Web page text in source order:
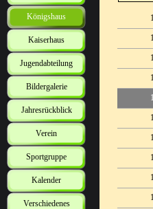
Königshaus
Kaiserhaus
Jugendabteilung
Bildergalerie
Jahresrückblick
Verein
Sportgruppe
Kalender
Verschiedenes